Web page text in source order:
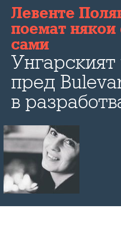
Левенте
поемат
сами
Унгарският
пред
в
развитие